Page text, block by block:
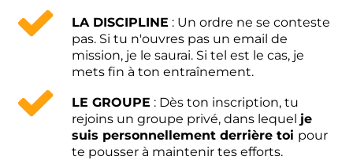
LA DISCIPLINE : Un ordre ne se conteste
pas. Si tu n'ouvres pas un email de
mission, je le saurai. Si tel est le cas, je
mets fin à ton entraînement.
LE GROUPE : Dès ton inscription, tu
rejoins un groupe privé, dans lequel je
suis personnellement derrière toi pour
te pousser à maintenir tes efforts.